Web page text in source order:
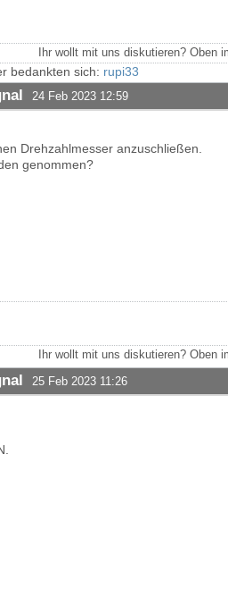
Ihr wollt mit uns diskutieren? Oben
bedankten sich: rupi33
24 Feb 2023 12:59
Drehzahlmesser anzuschließen.
genommen?
Ihr wollt mit uns diskutieren? Oben
25 Feb 2023 11:26